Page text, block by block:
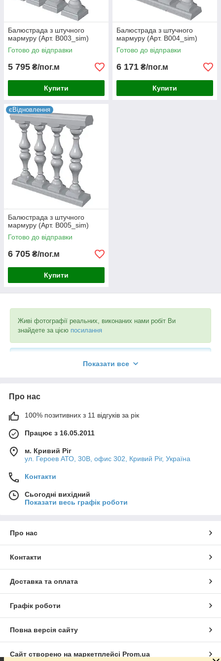
Балюстрада з штучного
мармуру (Арт. B003_sim)
Готово до відправки
5 795 ₴/пог.м
Купити
Балюстрада з штучного
мармуру (Арт. B004_sim)
Готово до відправки
6 171 ₴/пог.м
Купити
єВідновлення
Балюстрада з штучного
мармуру (Арт. B005_sim)
Готово до відправки
6 705 ₴/пог.м
Купити
Живі фотографії реальних, виконаних нами робіт Ви
знайдете за цією посилання
Інша продукція Бель-Бетон в каталозі компанії за цією
Ви можете завантажити прайс-лист з картинками в
Показати все
Про нас
100% позитивних з 11 відгуків за рік
Працює з 16.05.2011
м. Кривий Ріг
ул. Героев АТО, 30В, офис 302, Кривий Ріг, Україна
Контакти
Сьогодні вихідний
Показати весь графік роботи
Про нас
Контакти
Доставка та оплата
Графік роботи
Повна версія сайту
Сайт створено на маркетплейсі Prom.ua